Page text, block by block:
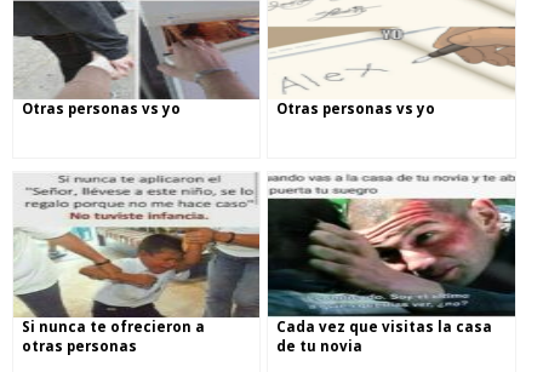
Otras personas vs yo Otras personas vs yo
Si nunca te ofrecieron a
otras personas
Cada vez que visitas la casa
de tu novia